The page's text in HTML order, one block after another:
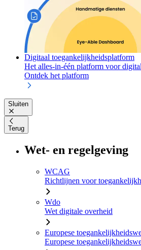
Digitaal toegankelijkheidsplatform
Het alles-in-één platform voor
Ontdek het platform
Sluiten
Terug
Wet- en regelgeving
WCAG
Richtlijnen voor
Wdo
Wet digitale overheid
Europese
Europese